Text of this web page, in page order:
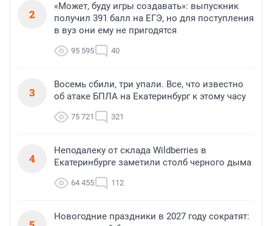
2
«Может, буду игры создавать»: выпускник
получил 391 балл на ЕГЭ, но для поступления
в вуз они ему не пригодятся
95 595 40
3
Восемь сбили, три упали. Все, что известно
об атаке БПЛА на Екатеринбург к этому часу
75 721 321
4
Неподалеку от склада Wildberries в
Екатеринбурге заметили столб черного дыма
64 455 112
Новогодние праздники в 2027 году сократят: